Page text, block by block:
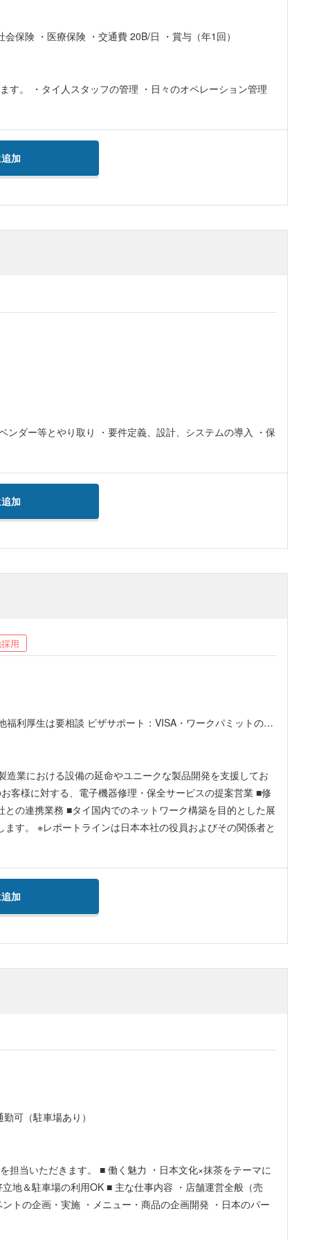
ツ（経験と応募職位に応じて検討） 福利厚生： ・社会保険 ・医療保険 ・交通費 20B/日 ・賞与（年1回）
す。 ・タイ人スタッフの管理 ・日々のオペレーション管理
加
ダー等とやり取り ・要件定義、設計、システムの導入 ・保
加
用
業における設備の延命やユニークな製品開発を支援してお
の連携業務 ■タイ国内でのネットワーク構築を目的とした展
す。 ※レポートラインは日本本社の役員およびその関係者と
加
通勤可（駐車場あり）
・日本文化×抹茶をテーマに
仕事内容 ・店舗運営全般（売
トの企画・実施 ・メニュー・商品の企画開発 ・日本のパー